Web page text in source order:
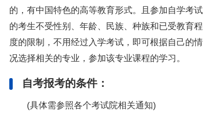
的，有中国特色的高等教育形式。且参加自学考试
的考生不受性别、年龄、民族、种族和已受教育程
度的限制，不用经过入学考试，即可根据自己的情
况选择相关的专业，参加该专业课程的学习。
自考报考的条件：
(具体需参照各个考试院相关通知)